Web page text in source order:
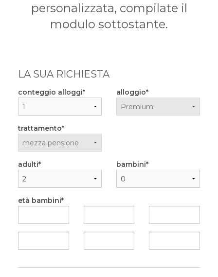
personalizzata, compilate il
modulo sottostante.
LA SUA RICHIESTA
conteggio alloggi alloggio
trattamento
adulti bambini
età bambini